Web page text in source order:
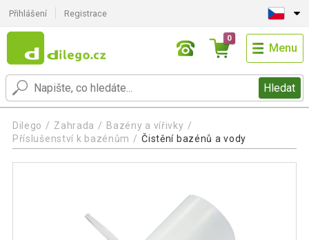
Přihlášení Registrace
Hledat
0
Menu
Dilego Zahrada
Bazény a vířivky
Příslušenství k bazénům
Čistění bazénů a vody